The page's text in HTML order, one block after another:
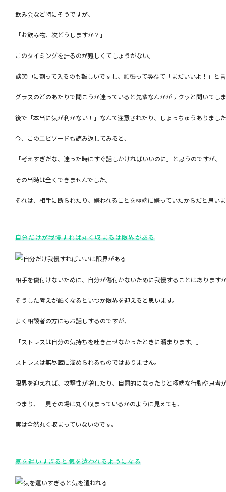
飲み会など特にそうですが、
「お飲み物、次どうしますか？」
このタイミングを計るのが難しくてしょうがない。
談笑中に割って入るのも難しいですし、頑張って尋ねて「まだいいよ！」と
グラスのどのあたりで聞こうか迷っていると先輩なんかがサクッと聞いてし
後で「本当に気が利かない！」なんて注意されたり、しょっちゅうありまし
今、このエピソードも読み返してみると、
「考えすぎだな、迷った時にすぐ話しかければいいのに」と思うのですが、
その当時は全くできませんでした。
それは、相手に断られたり、嫌われることを極端に嫌っていたからだと思い
自分だけが我慢すれば丸く収まるは限界がある
相手を傷付けないために、自分が傷付かないために我慢することはあります
そうした考えが酷くなるといつか限界を迎えると思います。
よく相談者の方にもお話しするのですが、
「ストレスは自分の気持ちを吐き出せなかったときに溜まります。」
ストレスは無尽蔵に溜められるものではありません。
限界を迎えれば、攻撃性が増したり、自罰的になったりと極端な行動や思考
つまり、一見その場は丸く収まっているかのように見えても、
実は全然丸く収まっていないのです。
気を遣いすぎると気を遣われるようになる